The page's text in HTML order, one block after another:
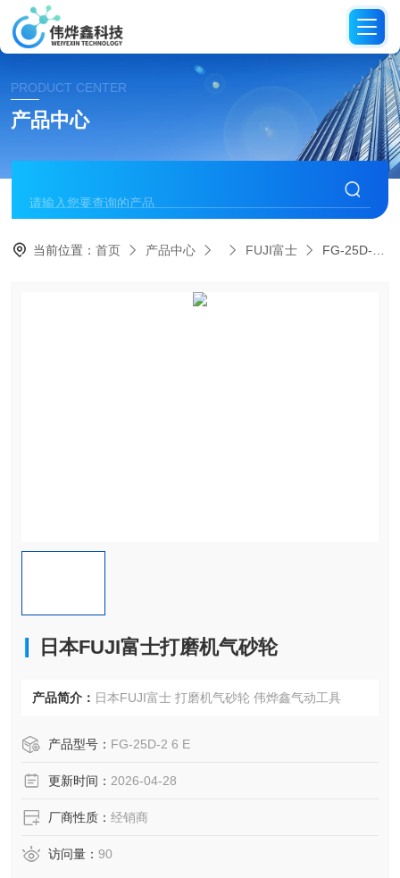
PRODUCT CENTER
产品中心
当前位置：首页 产品中心 FUJI富士 FG-25D-2 6 E日本FUJI富士打磨机气砂轮
日本FUJI富士打磨机气砂轮
产品简介： 日本FUJI富士 打磨机气砂轮 伟烨鑫气动工具
产品型号： FG-25D-2 6 E
更新时间： 2026-04-28
厂商性质： 经销商
访问量： 90